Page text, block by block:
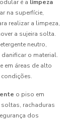
é a limpeza
na superfície,
realizar a limpeza,
a sujeira solta.
neutro,
o material.
em áreas de alto
o piso em
rachaduras
dos